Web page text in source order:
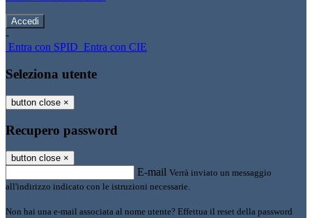
-
Entra con SPID Entra con CIE
Seleziona utente
button close ×
Recupero password
button close ×
E-mail Verrà inviato un messaggio
all'indirizzo indicato con le istruzioni necessarie.
Non hai una e-mail associata al nome utente? Effettua il reset della password